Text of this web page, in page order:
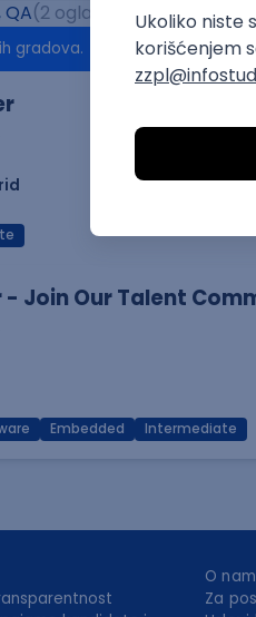
QA(2 oglasa)
gradova.
- Join Our Talent
Embedded Intermediate
O
Za